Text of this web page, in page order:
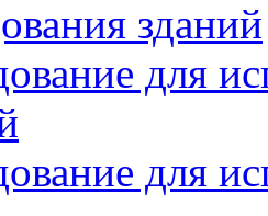
зданий
для
для